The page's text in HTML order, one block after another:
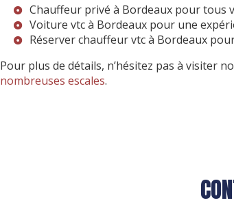
Chauffeur privé à Bordeaux pour tous
Voiture vtc à Bordeaux pour une
Réserver chauffeur vtc à Bordeaux
Pour plus de détails, n’hésitez pas à visiter
nombreuses escales.